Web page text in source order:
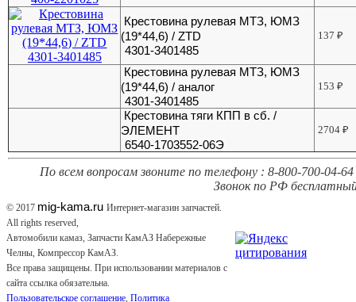
Крестовина рулевая МТЗ, ЮМЗ
(19*44,6) / ZTD
4301-3401485
137₽
Крестовина рулевая МТЗ, ЮМЗ
(19*44,6) / аналог
4301-3401485
153₽
Крестовина тяги КПП в сб. /
ЭЛЕМЕНТ
6540-1703552-06Э
2704₽
По всем вопросам звоните по телефону : 8-800-700-04-64
Звонок по РФ
© 2017 mig-kama.ru Интернет-магазин запчастей.
All rights reserved,
Автомобили камаз, Запчасти КамАЗ Набережные
Челны, Компрессор КамАЗ.
Все права защищены. При использовании материалов с
сайта ссылка обязательна.
Пользовательское соглашение, Политика